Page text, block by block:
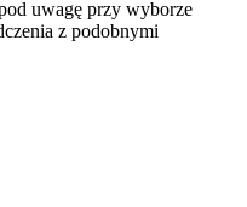
uwagę przy wyborze
z podobnymi